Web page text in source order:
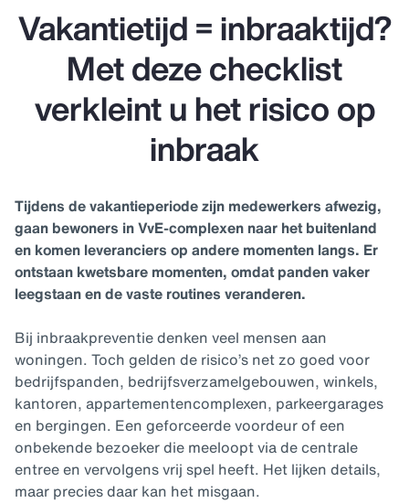
Vakantietijd = inbraaktijd?
Met deze checklist
verkleint u het risico op
inbraak
Tijdens de vakantieperiode zijn medewerkers afwezig,
gaan bewoners in VvE-complexen naar het buitenland
en komen leveranciers op andere momenten langs. Er
ontstaan kwetsbare momenten, omdat panden vaker
leegstaan en de vaste routines veranderen.
Bij inbraakpreventie denken veel mensen aan
woningen. Toch gelden de risico’s net zo goed voor
bedrijfspanden, bedrijfsverzamelgebouwen, winkels,
kantoren, appartementencomplexen, parkeergarages
en bergingen. Een geforceerde voordeur of een
onbekende bezoeker die meeloopt via de centrale
entree en vervolgens vrij spel heeft. Het lijken details,
maar precies daar kan het misgaan.